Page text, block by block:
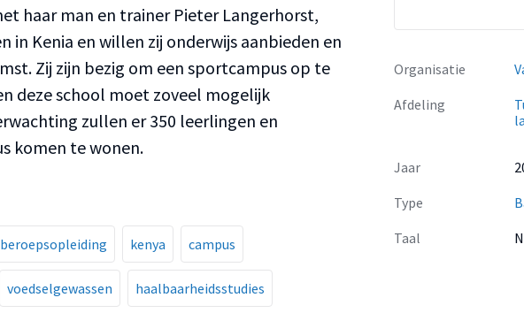
haar man en trainer Pieter Langerhorst,
in Kenia en willen zij onderwijs aanbieden en
Zij zijn bezig om een sportcampus op te
deze school moet zoveel mogelijk
zullen er 350 leerlingen en
komen te wonen.
beroepsopleiding kenya campus
voedselgewassen haalbaarheidsstudies
Organisatie
Afdeling
Jaar
Type
Taal